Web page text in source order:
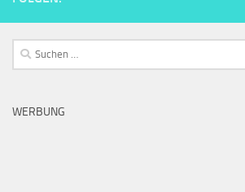
Suchen
nach:
WERBUNG